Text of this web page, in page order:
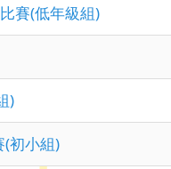
賽(低年級組)
)
初小組)